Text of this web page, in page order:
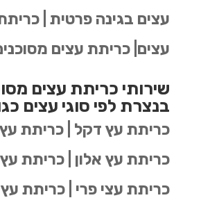
עצים בגינה פרטית | כריתת
עצים| כריתת עצים
שירותי כריתת עצים
בנצרת לפי סוגי עצים
כריתת עץ דקל | כריתת עץ
כריתת עץ אלון | כריתת עץ
כריתת עצי פרי | כריתת עץ